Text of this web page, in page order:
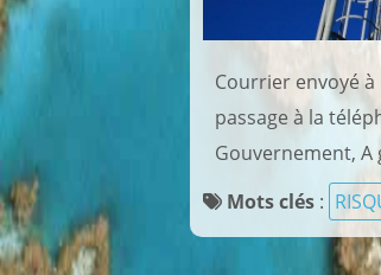
Courrier envoyé
passage à la
Gouvernement, A
Mots clés :